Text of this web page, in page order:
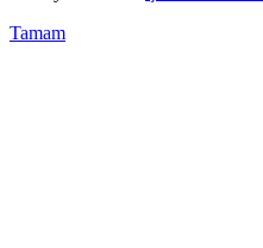
Tamam